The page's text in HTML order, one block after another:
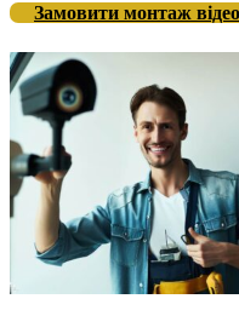
Замовити монтаж